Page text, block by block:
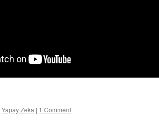
Yapay Zeka | 1 Comment